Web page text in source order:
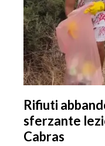
Rifiuti
sferzante
Cabras